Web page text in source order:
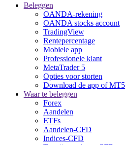
Beleggen
OANDA-rekening
OANDA stocks account
TradingView
Rentepercentage
Mobiele app
Professionele klant
MetaTrader 5
Opties voor storten
Download de app of MT5
Waar te beleggen
Forex
Aandelen
ETFs
Aandelen-CFD
Indices-CFD